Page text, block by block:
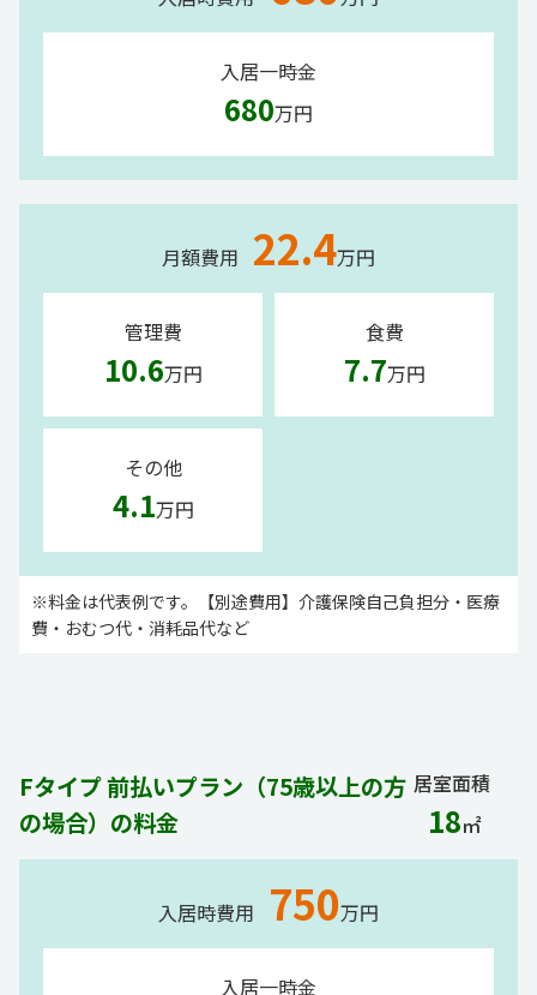
入居一時金
680万円
月額費用 22.4万円
管理費
10.6万円
食費
7.7万円
その他
4.1万円
※料金は代表例です。【別途費用】介護保険自己負担分・医療
費・おむつ代・消耗品代など
Fタイプ 前払いプラン（75歳以上の方
の場合）の料金
居室面積
18㎡
入居時費用 750万円
入居一時金